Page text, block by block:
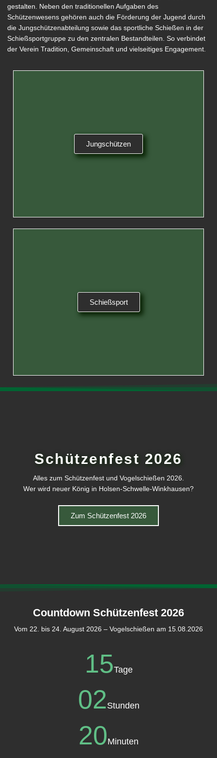
gestalten. Neben den traditionellen Aufgaben des
Schützenwesens gehören auch die Förderung der Jugend durch
die Jungschützenabteilung sowie das sportliche Schießen in der
Schießsportgruppe zu den zentralen Bestandteilen. So verbindet
der Verein Tradition, Gemeinschaft und vielseitiges Engagement.
Jungschützen
Schießsport
Schützenfest 2026
Alles zum Schützenfest und Vogelschießen 2026.
Wer wird neuer König in Holsen-Schwelle-Winkhausen?
Zum Schützenfest 2026
Countdown Schützenfest 2026
Vom 22. bis 24. August 2026 – Vogelschießen am 15.08.2026
15Tage
02Stunden
20Minuten